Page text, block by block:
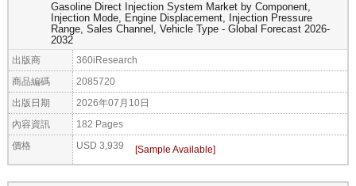
Gasoline Direct Injection System Market by Component,
Injection Mode, Engine Displacement, Injection Pressure
Range, Sales Channel, Vehicle Type - Global Forecast 2026-
2032
出版商 360iResearch
商品編碼 2085720
出版日期 2026年07月10日
內容資訊 182 Pages
價格 USD 3,939